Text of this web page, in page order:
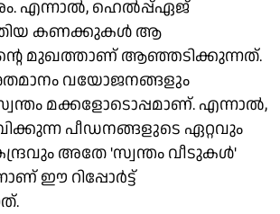
എന്നാല്‍, ഹെല്‍പ്പ്ഏജ്
കണക്കുകള്‍ ആ
മുഖത്താണ് ആഞ്ഞടിക്കുന്നത്.
വയോജനങ്ങളും
മക്കളോടൊപ്പമാണ്. എന്നാല്‍,
പീഡനങ്ങളുടെ ഏറ്റവും
അതേ 'സ്വന്തം വീടുകള്‍'
ഈ റിപ്പോര്‍ട്ട്